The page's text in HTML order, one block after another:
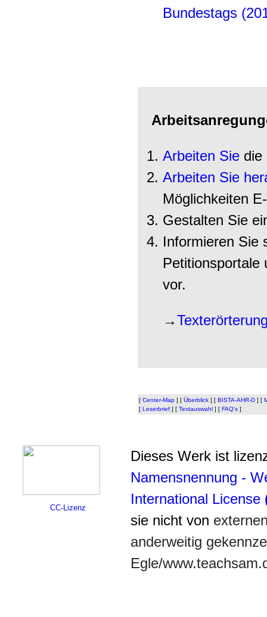
Bundestags
Arbeiten Sie die
Arbeiten Sie
Möglichkeiten
Gestalten Sie
Informieren Sie
Petitionsportale
vor.
→
[ Center-Map ] [ Überblick ] [ BISTA-AHR-D ] [
[ Leserbrief ] [ Textauswahl ] [ FAQ's ]
CC-Lizenz
Dieses Werk ist
Namensnennung -
International License
sie nicht von
anderweitig
Egle/